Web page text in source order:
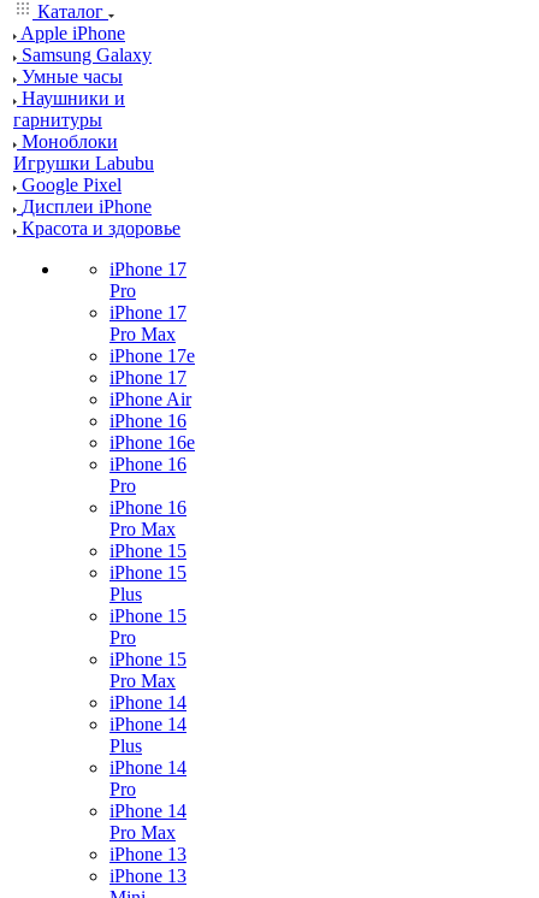
Каталог
Apple iPhone
Samsung Galaxy
Умные часы
Наушники и
гарнитуры
Моноблоки
Игрушки Labubu
Google Pixel
Дисплеи iPhone
Красота и здоровье
iPhone 17
Pro
iPhone 17
Pro Max
iPhone 17e
iPhone 17
iPhone Air
iPhone 16
iPhone 16e
iPhone 16
Pro
iPhone 16
Pro Max
iPhone 15
iPhone 15
Plus
iPhone 15
Pro
iPhone 15
Pro Max
iPhone 14
iPhone 14
Plus
iPhone 14
Pro
iPhone 14
Pro Max
iPhone 13
iPhone 13